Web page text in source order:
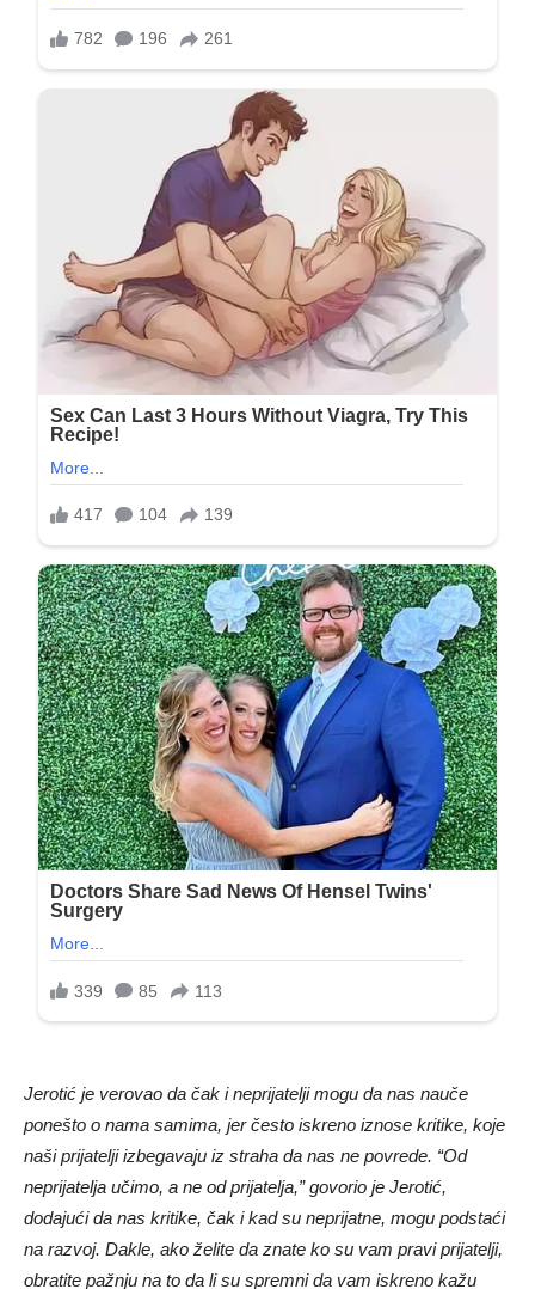
Jerotić je verovao da čak i neprijatelji mogu da nas nauče
ponešto o nama samima, jer često iskreno iznose kritike, koje
naši prijatelji izbegavaju iz straha da nas ne povrede. “Od
neprijatelja učimo, a ne od prijatelja,” govorio je Jerotić,
dodajući da nas kritike, čak i kad su neprijatne, mogu podstaći
na razvoj. Dakle, ako želite da znate ko su vam pravi prijatelji,
obratite pažnju na to da li su spremni da vam iskreno kažu